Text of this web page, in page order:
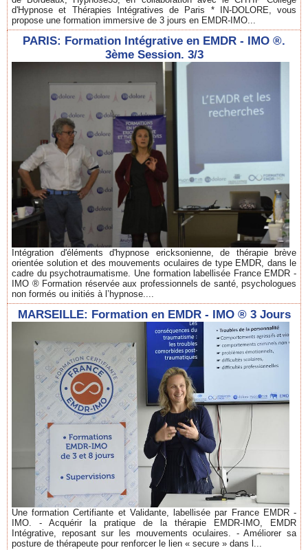
d'Hypnose et Thérapies Intégratives de Paris * IN-DOLORE, vous
propose une formation immersive de 3 jours en EMDR-IMO...
PARIS: Formation Intégrative en EMDR - IMO ®.
3ème Session. 3/3
Intégration d'éléments d'hypnose ericksonienne, de thérapie brève
orientée solution et des mouvements oculaires de type EMDR, dans le
cadre du psychotraumatisme. Une formation labellisée France EMDR -
IMO ® Formation réservée aux professionnels de santé, psychologues
non formés ou initiés à l’hypnose....
MARSEILLE: Formation en EMDR - IMO ® 3 Jours
Une formation Certifiante et Validante, labellisée par France EMDR -
IMO. - Acquérir la pratique de la thérapie EMDR-IMO, EMDR
Intégrative, reposant sur les mouvements oculaires. - Améliorer sa
posture de thérapeute pour renforcer le lien « secure » dans l...